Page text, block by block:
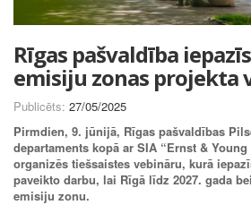
Rīgas pašvaldība
emisiju zonas projekta
Publicēts: 27/05/2025
Pirmdien, 9. jūnijā, Rīgas pašvaldības
departaments kopā ar SIA “Ernst &
organizēs tiešsaistes vebināru, kurā
paveikto darbu, lai Rīgā līdz 2027. gada
emisiju zonu.